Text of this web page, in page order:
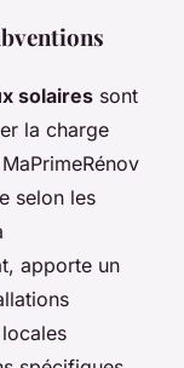
solaires sont
la charge
selon les
apporte un